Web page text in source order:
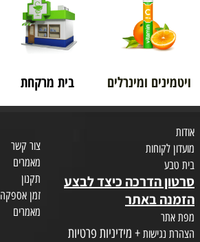
ויטמינים ומינרלים בית מרקחת
אודות
מועדון לקוחות
בית טבע
סרטון הדרכה כיצד לבצע
הזמנה באתר
מפת אתר
הצהרת נגישות + מידיניות פרטיות
צור קשר
מאמרים
תקנון
זמן אספקה
מאמרים